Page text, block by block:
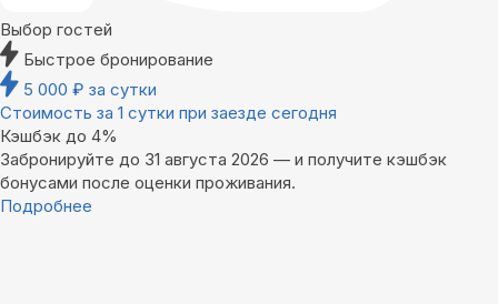
Выбор гостей
Быстрое бронирование
5 000 ₽ за сутки
Стоимость за 1 сутки при заезде сегодня
Кэшбэк до 4%
Забронируйте до 31 августа 2026 — и получите кэшбэк
бонусами после оценки проживания.
Подробнее